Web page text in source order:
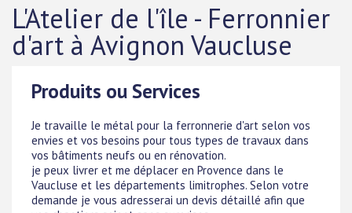
L'Atelier de l'île - Ferronnier
d'art à Avignon Vaucluse
Produits ou Services
Je travaille le métal pour la ferronnerie d'art selon vos
envies et vos besoins pour tous types de travaux dans
vos bâtiments neufs ou en rénovation.
je peux livrer et me déplacer en Provence dans le
Vaucluse et les départements limitrophes. Selon votre
demande je vous adresserai un devis détaillé afin que